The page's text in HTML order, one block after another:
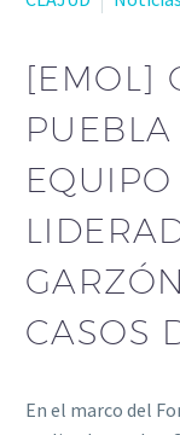
[EMOL]
CASOS
En el marco del